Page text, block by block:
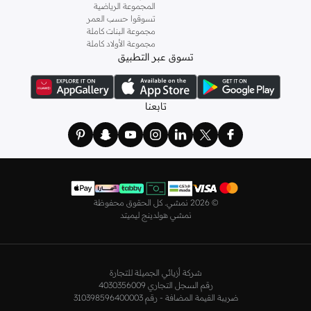
! اختاري من مجموعتنا قطعًا أنثوية مثل
، أو اقتني العبوات الاقتصادية التي تحتوي على كافة القطع الأساسية.
مريحة، بما في ذلك قمصان النوم والبيجامات من علامات
نعوميوغيرها.
استعدي لأجواء الصيف مع مجموعتنا من ملابس السباحة التي تضم كل ما تحتاجينه،
مستلزمات الشاطئ أو المسبح.
من علامات رائدة مثلتمبرلاندو لاكوست وغانتوجيوردانووغيرها، لتكون دائمًا في أبهى
صورة سواء كنت متوجهاً إلى عملك أو تقضي عطلة نهاية الأسبوع برفقة أصدقائك
ستجد لدينا في مجموعة التيشيرتات والقمصان كل ما تحتاجه مع مجموعة متنوعة من
وفي نزهاتك مع أصدقائك. واطلع على الكنزات والهوديز و
وألوان متعددة لتكون بكامل أناقتك في كافة المناسبات.
المجموعة الرياضية
تسوقوا حسب العمر
مجموعة البنات كاملة
مجموعة الأولاد كاملة
تسوق عبر التطبيق
تابعنا
© 2026 نمشي. كل الحقوق محفوظة
نمشي هولدينج ليميتد
شركة أزيائي الجميلة للتجارة
رقم السجل التجاري 4030356009
ضريبة القيمة المضافة - رقم 310398596400003